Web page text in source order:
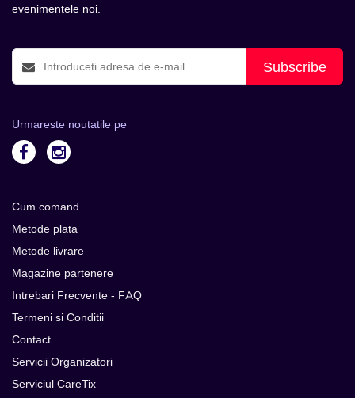
evenimentele noi.
Subscribe
Urmareste noutatile pe
Cum comand
Metode plata
Metode livrare
Magazine partenere
Intrebari Frecvente - FAQ
Termeni si Conditii
Contact
Servicii Organizatori
Serviciul CareTix